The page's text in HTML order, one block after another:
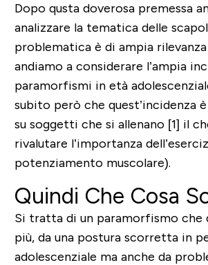
Dopo qusta doverosa premessa
analizzare la tematica delle
problematica è di ampia
andiamo a considerare l’ampia
paramorfismi in età
subito però che quest’incidenza
su soggetti che si allenano [1] il
rivalutare l’importanza
potenziamento muscolare).
Quindi Che Cosa
Si tratta di un paramorfismo che
più, da una postura scorretta in
adolescenziale ma anche da